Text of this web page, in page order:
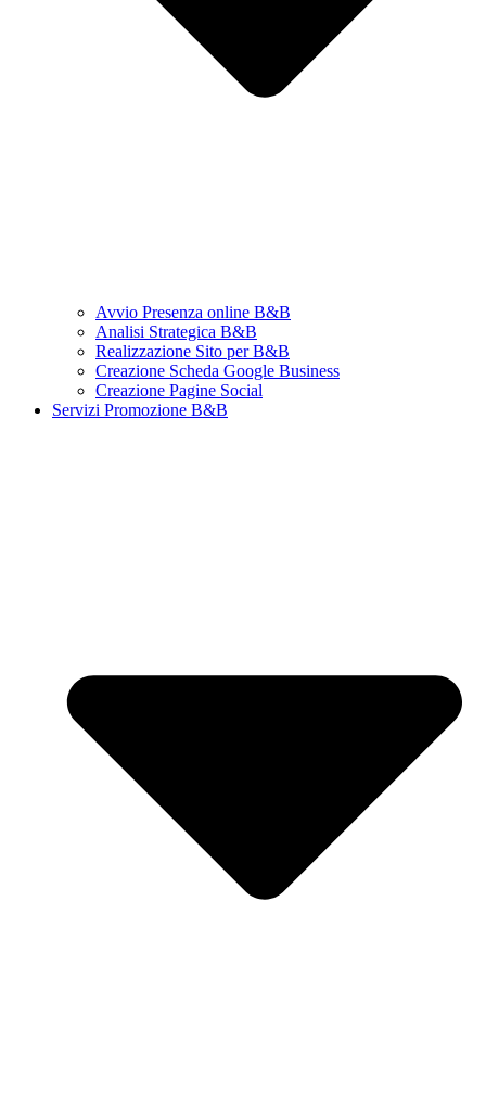
Avvio Presenza online B&B
Analisi Strategica B&B
Realizzazione Sito per B&B
Creazione Scheda Google Business
Creazione Pagine Social
Servizi Promozione B&B